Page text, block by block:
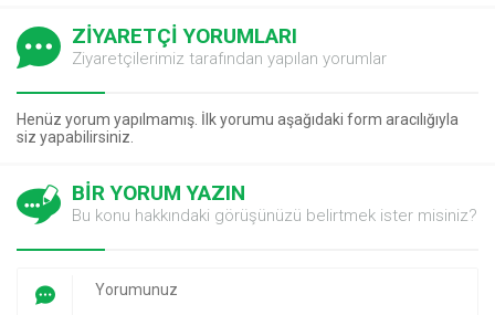
ZİYARETÇİ YORUMLARI
Ziyaretçilerimiz tarafından yapılan yorumlar
Henüz yorum yapılmamış. İlk yorumu aşağıdaki form aracılığıyla
siz yapabilirsiniz.
BİR YORUM YAZIN
Bu konu hakkındaki görüşünüzü belirtmek ister misiniz?